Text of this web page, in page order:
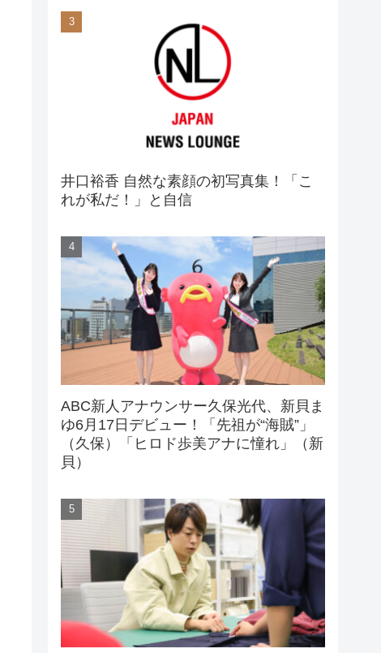
井口裕香 自然な素顔の初写真集！「こ
れが私だ！」と自信
ABC新人アナウンサー久保光代、新貝ま
ゆ6月17日デビュー！「先祖が“海賊”」
（久保）「ヒロド歩美アナに憧れ」（新
貝）